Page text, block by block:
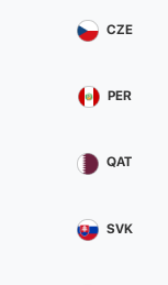
CZE
PER
QAT
SVK